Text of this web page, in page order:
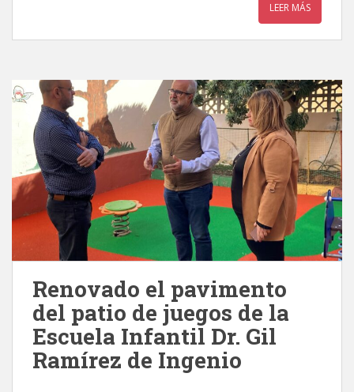
LEER MÁS
Renovado el pavimento
del patio de juegos de la
Escuela Infantil Dr. Gil
Ramírez de Ingenio